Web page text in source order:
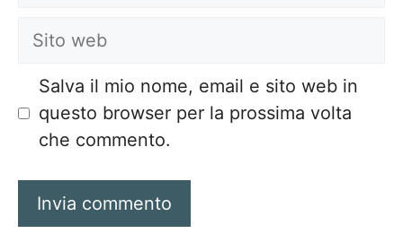
Sito
Salva il mio nome, email e sito web in
questo browser per la prossima volta
che commento.